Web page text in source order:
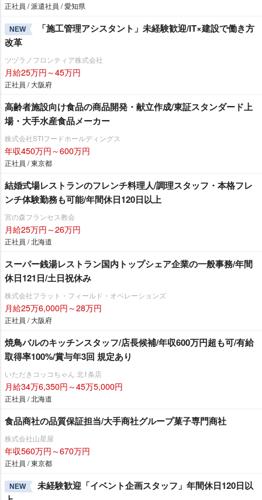
正社員 / 派遣社員 / 愛知県
NEW
「施工管理アシスタント」未経験歓迎/IT×建設で働き方
改革
ツヅラノフロンティア株式会社
月給25万円～45万円
正社員 / 大阪府
高齢者施設向け食品の商品開発・献立作成/東証スタンダード上
場・大手水産食品メーカー
株式会社STIフードホールディングス
年収450万円～600万円
正社員 / 東京都
結婚式場レストランのフレンチ料理人/調理スタッフ・本格フレ
ンチ体験勤務も可能/年間休日120日以上
宮の森フランセス教会
月給25万円～26万円
正社員 / 北海道
スーパー銭湯レストラン国内トップシェア企業の一般事務/年間
休日121日/土日祝休み
株式会社フラット・フィールド・オペレーションズ
月給25万6,000円～28万円
正社員 / 大阪府
焼鳥バルのキッチンスタッフ/店長候補/年収600万円超も可/有給
取得率100%/賞与年3回 規定あり
いただきコッコちゃん 北1条店
月給34万6,350円～45万5,000円
正社員 / 北海道
食品商社の品質保証担当/大手商社グループ菓子専門商社
株式会社山星屋
年収560万円～670万円
正社員 / 東京都
NEW
未経験歓迎「イベント企画スタッフ」年間休日120日以